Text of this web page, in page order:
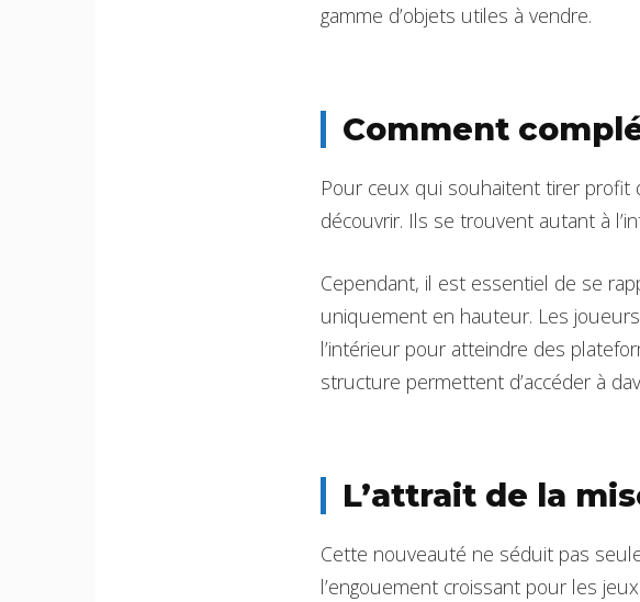
gamme d’objets utiles à vendre.
Comment
Pour ceux qui souhaitent tirer profit
découvrir. Ils se trouvent autant à
Cependant, il est essentiel de se
uniquement en hauteur. Les
l’intérieur pour atteindre des
structure permettent d’accéder à
L’attrait de la
Cette nouveauté ne séduit pas
l’engouement croissant pour les